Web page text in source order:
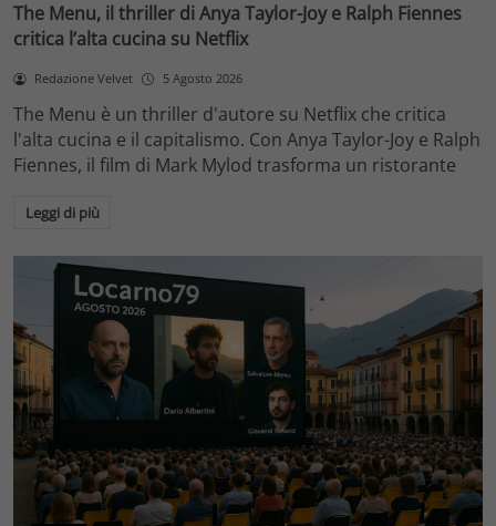
The Menu, il thriller di Anya Taylor-Joy e Ralph Fiennes
critica l’alta cucina su Netflix
Redazione Velvet 5 Agosto 2026
The Menu è un thriller d'autore su Netflix che critica
l'alta cucina e il capitalismo. Con Anya Taylor-Joy e Ralph
Fiennes, il film di Mark Mylod trasforma un ristorante
Leggi di più